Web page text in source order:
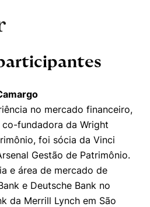
no mercado financeiro,
fundadora da Wright
foi sócia da Vinci
Gestão de Patrimônio.
e área de mercado de
e Deutsche Bank no
da Merrill Lynch em São